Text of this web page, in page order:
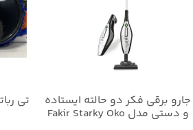
جارو برقی فکر دو حالته ایستاده
و دستی مدل Fakir Starky Oko